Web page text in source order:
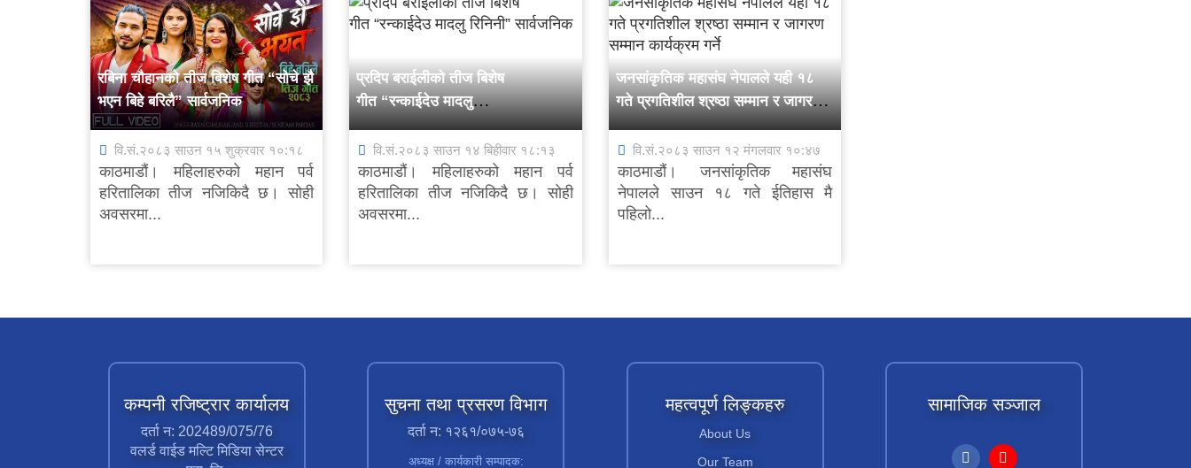
रबिना चौहानको तीज बिशेष गीत “सोचे झै
भएन बिहे बरिलै” सार्वजनिक
वि.सं.२०८३ साउन १५ शुक्रवार १०:१८
काठमाडौं। महिलाहरुको महान पर्व
हरितालिका तीज नजिकिदै छ। सोही
अवसरमा...
प्रदिप बराईलीको तीज बिशेष
गीत “रन्काईदेउ मादलु
रिनिनी” सार्वजनिक
वि.सं.२०८३ साउन १४ बिहीवार १८:१३
काठमाडौं। महिलाहरुको महान पर्व
हरितालिका तीज नजिकिदै छ। सोही
अवसरमा...
जनसांकृतिक महासंघ नेपालले यही १८
गते प्रगतिशील श्रष्ठा सम्मान र जागरण
सम्मान कार्यक्रम गर्ने
वि.सं.२०८३ साउन १२ मंगलवार १०:४७
काठमाडौं। जनसांकृतिक महासंघ
नेपालले साउन १८ गते ईतिहास मै
पहिलो...
कम्पनी रजिष्ट्रार कार्यालय
दर्ता न: 202489/075/76
वलर्ड वाईड मल्टि मिडिया सेन्टर
सुचना तथा प्रसरण विभाग
दर्ता न: १२६१/०७५-७६
अध्यक्ष / कार्यकारी सम्पादक:
महत्वपूर्ण लिङ्कहरु
About Us
Our Team
सामाजिक सञ्जाल